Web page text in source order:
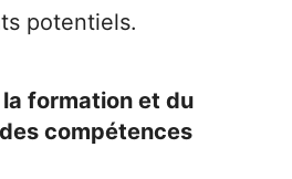
potentiels.
la formation et du
compétences